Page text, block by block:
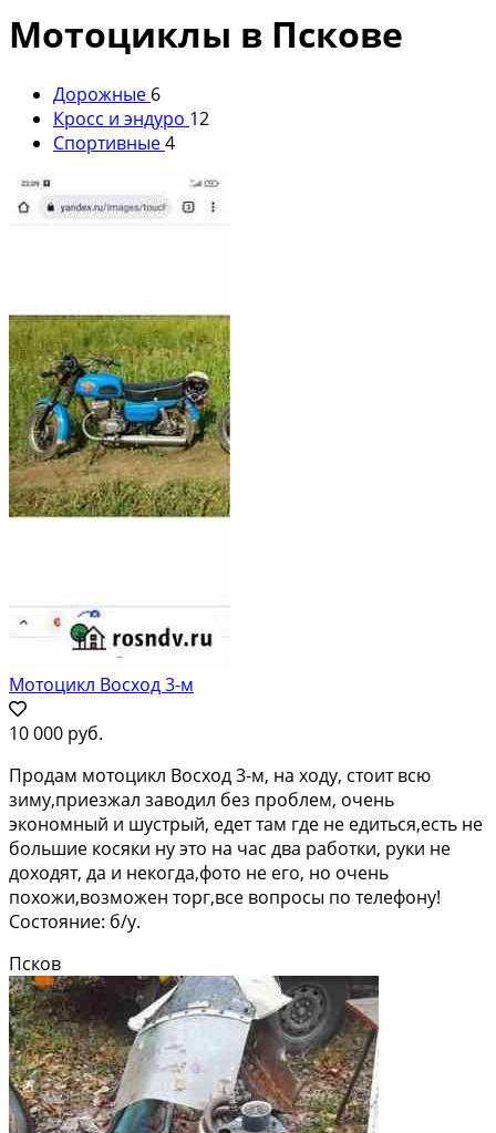
Мотоциклы в Пскове
Дорожные 6
Кросс и эндуро 12
Спортивные4
Мотоцикл Восход 3-м
10 000 руб.
Продам мотоцикл Восход 3-м, на ходу, стоит всю
зиму,приезжал заводил без проблем, очень
экономный и шустрый, едет там где не едиться,есть не
большие косяки ну это на час два работки, руки не
доходят, да и некогда,фото не его, но очень
похожи,возможен торг,все вопросы по телефону!
Состояние: б/у.
Псков